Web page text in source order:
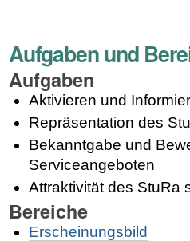
Aufgaben und
Aufgaben
Aktivieren und
Repräsentation des
Bekanntgabe und
Serviceangeboten
Attraktivität des StuRa
Bereiche
Erscheinungsbild